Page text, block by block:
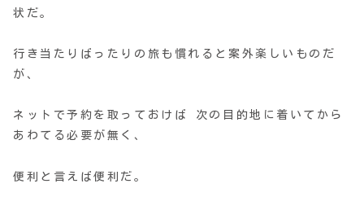
状だ。
行き当たりばったりの旅も慣れると案外楽しいものだ
が、
ネットで予約を取っておけば 次の目的地に着いてから
あわてる必要が無く、
便利と言えば便利だ。